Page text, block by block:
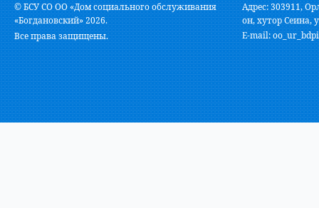
© БСУ СО ОО «Дом социального обслуживания
«Богдановский» 2026.
Все права защищены.
Адрес: 303911,
он, хутор Сеина,
E-mail: